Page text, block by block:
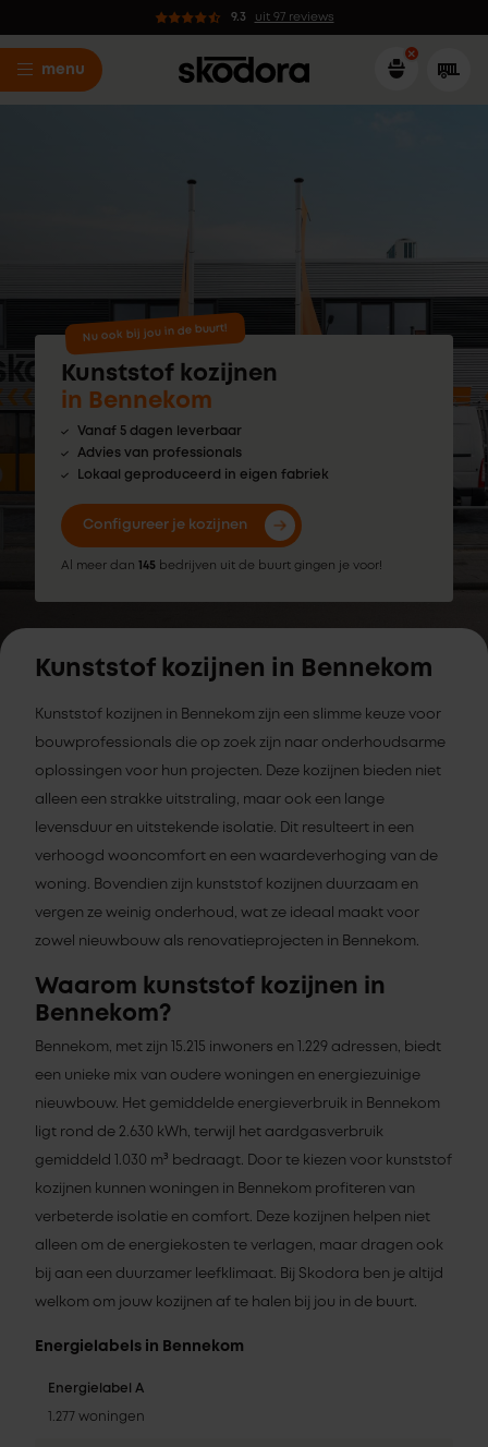
9.3 uit 97 reviews
menu
Nu ook bij jou in de buurt!
Kunststof kozijnen
in Bennekom
Vanaf 5 dagen leverbaar
Advies van professionals
Lokaal geproduceerd in eigen fabriek
Configureer je kozijnen
Al meer dan 145 bedrijven uit de buurt gingen je voor!
Kunststof kozijnen in Bennekom
Kunststof kozijnen in Bennekom zijn een slimme keuze voor
bouwprofessionals die op zoek zijn naar onderhoudsarme
oplossingen voor hun projecten. Deze kozijnen bieden niet
alleen een strakke uitstraling, maar ook een lange
levensduur en uitstekende isolatie. Dit resulteert in een
verhoogd wooncomfort en een waardeverhoging van de
woning. Bovendien zijn kunststof kozijnen duurzaam en
vergen ze weinig onderhoud, wat ze ideaal maakt voor
zowel nieuwbouw als renovatieprojecten in Bennekom.
Waarom kunststof kozijnen in
Bennekom?
Bennekom, met zijn 15.215 inwoners en 1.229 adressen, biedt
een unieke mix van oudere woningen en energiezuinige
nieuwbouw. Het gemiddelde energieverbruik in Bennekom
ligt rond de 2.630 kWh, terwijl het aardgasverbruik
gemiddeld 1.030 m³ bedraagt. Door te kiezen voor kunststof
kozijnen kunnen woningen in Bennekom profiteren van
verbeterde isolatie en comfort. Deze kozijnen helpen niet
alleen om de energiekosten te verlagen, maar dragen ook
bij aan een duurzamer leefklimaat. Bij Skodora ben je altijd
welkom om jouw kozijnen af te halen bij jou in de buurt.
Energielabels in Bennekom
Energielabel A
1.277 woningen